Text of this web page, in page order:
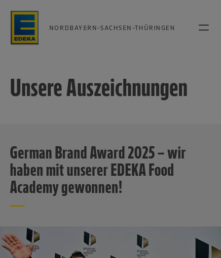
NORDBAYERN-SACHSEN-THÜRINGEN
Unsere Auszeichnungen
German Brand Award 2025 – wir
haben mit unserer EDEKA Food
Academy gewonnen!